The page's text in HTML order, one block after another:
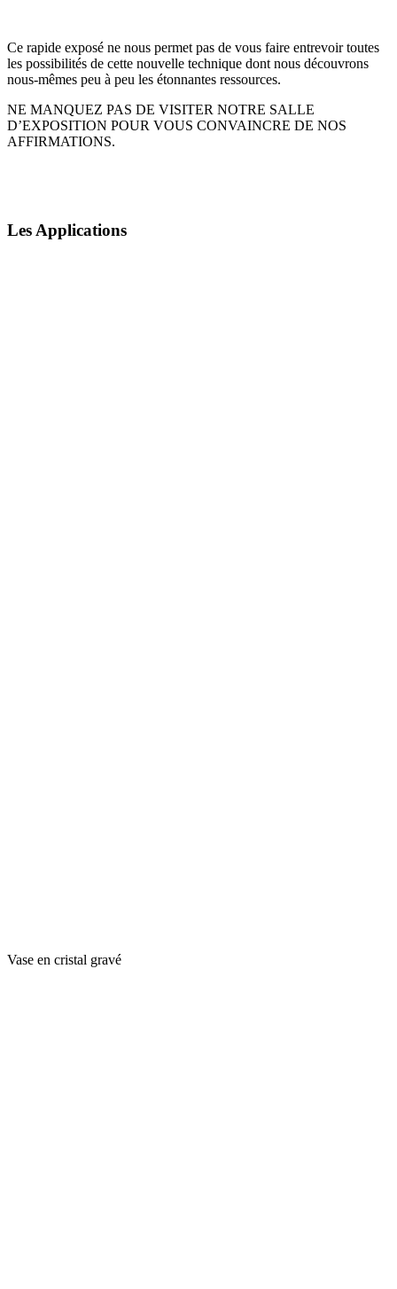
Ce rapide exposé ne nous permet pas de vous faire entrevoir toutes
les possi­bilités de cette nouvelle technique dont nous découvrons
nous-mêmes peu à peu les étonnantes ressources.
NE MANQUEZ PAS DE VISITER NOTRE SALLE
D’EXPOSITION POUR VOUS CONVAINCRE DE NOS
AFFIRMATIONS.
Les Applications
Vase en cristal gravé